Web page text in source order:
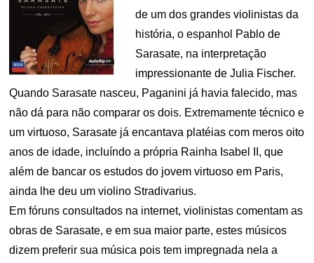
de um dos grandes violinistas da
história, o espanhol Pablo de
Sarasate, na interpretação
impressionante de Julia Fischer.
Quando Sarasate nasceu, Paganini já havia falecido, mas
não dá para não comparar os dois. Extremamente técnico e
um virtuoso, Sarasate já encantava platéias com meros oito
anos de idade, incluíndo a própria Rainha Isabel II, que
além de bancar os estudos do jovem virtuoso em Paris,
ainda lhe deu um violino Stradivarius.
Em fóruns consultados na internet, violinistas comentam as
obras de Sarasate, e em sua maior parte, estes músicos
dizem preferir sua música pois tem impregnada nela a